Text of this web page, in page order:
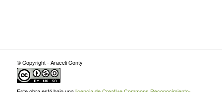
© Copyright - Araceli Conty